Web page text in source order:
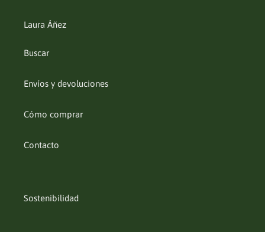
Laura Áñez
Buscar
Envíos y devoluciones
Cómo comprar
Contacto
Sostenibilidad